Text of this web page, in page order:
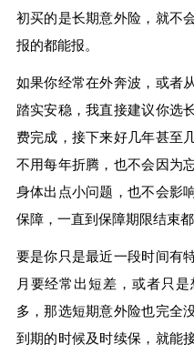
初买的是长期意外险，就不
报的都能报。
如果你经常在外奔波，或者
踏实安稳，我直接建议你选
费完成，接下来好几年甚至
不用每年折腾，也不会因为
身体出点小问题，也不会影
保障，一直到保障期限结束都
要是你只是最近一段时间有
月要经常出短差，或者只
多，那选短期意外险也完全
到期的时候及时续保，就能